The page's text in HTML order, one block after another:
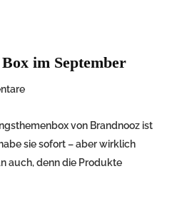
im September
von Brandnooz ist
sie sofort – aber wirklich
auch, denn die Produkte